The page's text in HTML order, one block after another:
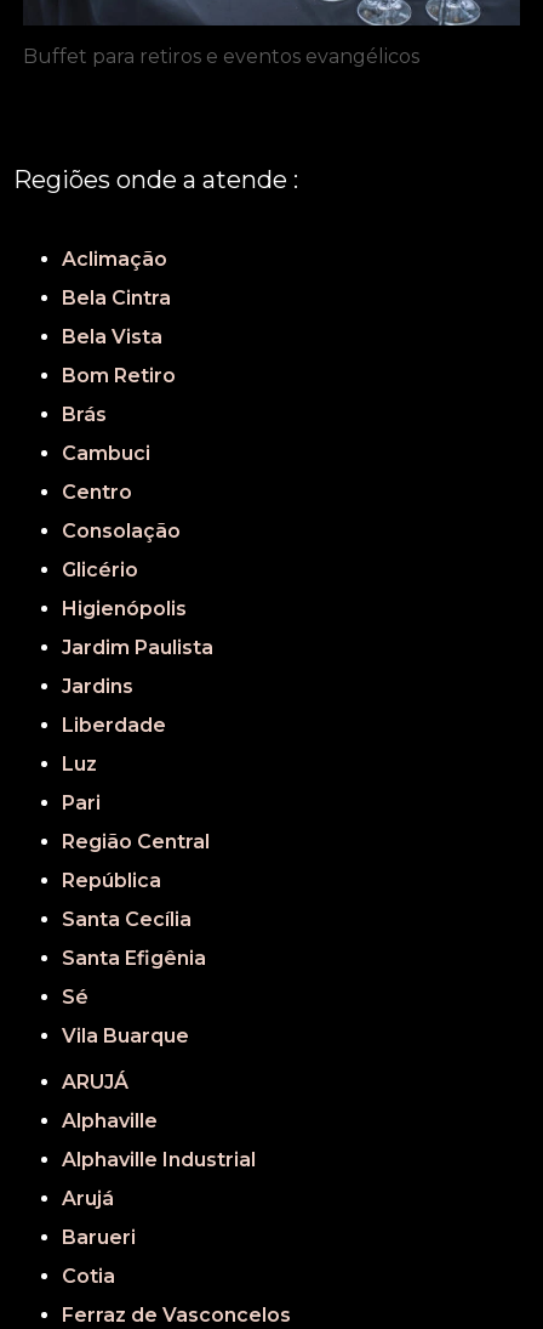
Buffet para retiros e eventos evangélicos
Regiões onde a atende :
Aclimação
Bela Cintra
Bela Vista
Bom Retiro
Brás
Cambuci
Centro
Consolação
Glicério
Higienópolis
Jardim Paulista
Jardins
Liberdade
Luz
Pari
Região Central
República
Santa Cecília
Santa Efigênia
Sé
Vila Buarque
ARUJÁ
Alphaville
Alphaville Industrial
Arujá
Barueri
Cotia
Ferraz de Vasconcelos